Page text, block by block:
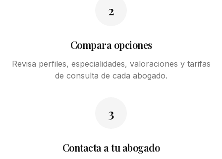
2
Compara opciones
Revisa perfiles, especialidades, valoraciones y tarifas
de consulta de cada abogado.
3
Contacta a tu abogado